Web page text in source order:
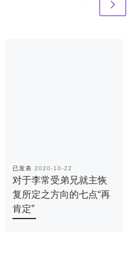
已发表 2020-10-22
对于李常受弟兄就主恢
复所定之方向的七点“再
肯定”